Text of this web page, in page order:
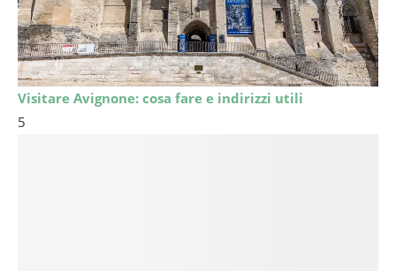
Visitare Avignone: cosa fare e indirizzi utili
5